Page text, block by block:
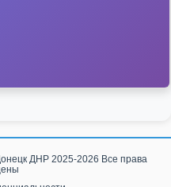
ДНР 2025-2026 Все права